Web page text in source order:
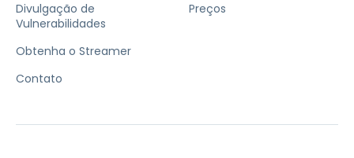
Divulgação de
Vulnerabilidades
Obtenha o Streamer
Contato
Preços